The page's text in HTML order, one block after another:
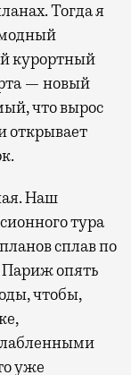
Тогда я
курортный
— новый
что вырос
открывает
Наш
тура
сплав по
Париж опять
чтобы,
уже